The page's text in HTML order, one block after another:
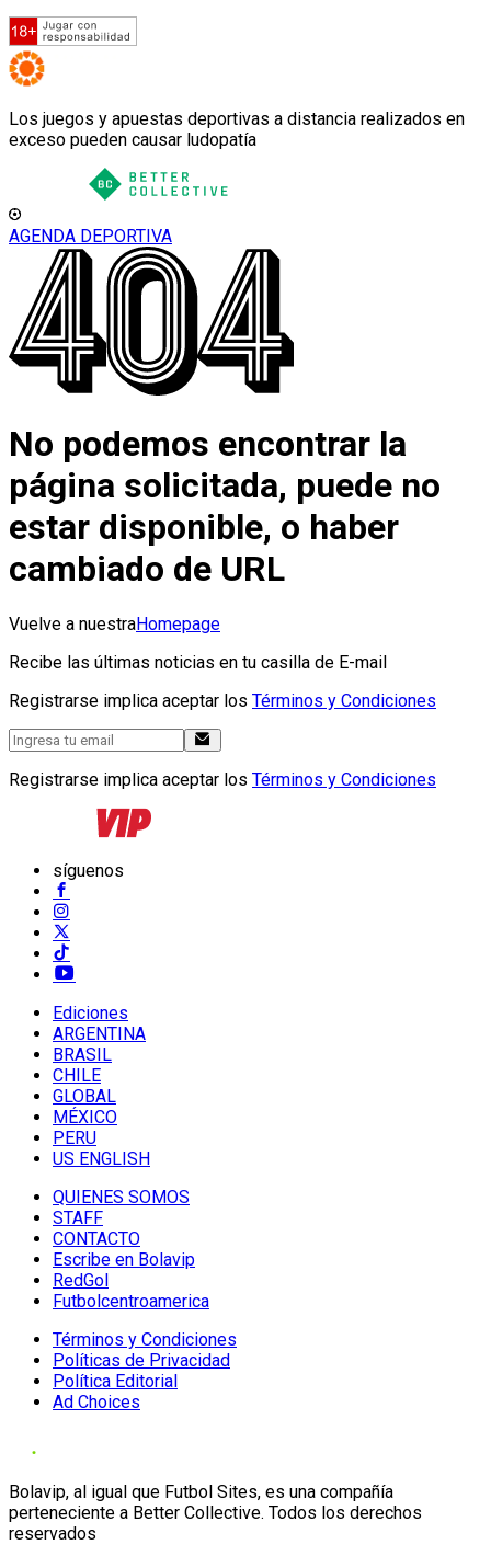
Los juegos y apuestas deportivas a distancia realizados en
exceso pueden causar ludopatía
AGENDA DEPORTIVA
No podemos encontrar la
página solicitada, puede no
estar disponible, o haber
cambiado de URL
Vuelve a nuestraHomepage
Recibe las últimas noticias en tu casilla de E-mail
Registrarse implica aceptar los Términos y Condiciones
Registrarse implica aceptar los Términos y Condiciones
síguenos
Ediciones
ARGENTINA
BRASIL
CHILE
GLOBAL
MÉXICO
PERU
US ENGLISH
QUIENES SOMOS
STAFF
CONTACTO
Escribe en Bolavip
RedGol
Futbolcentroamerica
Términos y Condiciones
Políticas de Privacidad
Política Editorial
Ad Choices
Bolavip, al igual que Futbol Sites, es una compañía
perteneciente a Better Collective. Todos los derechos
reservados